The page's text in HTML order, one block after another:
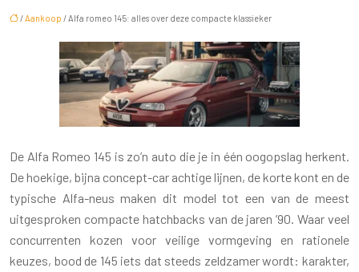
/Aankoop / Alfa romeo 145: alles over deze compacte klassieker
De Alfa Romeo 145 is zo’n auto die je in één oogopslag herkent.
De hoekige, bijna concept-car achtige lijnen, de korte kont en de
typische Alfa-neus maken dit model tot een van de meest
uitgesproken compacte hatchbacks van de jaren ’90. Waar veel
concurrenten kozen voor veilige vormgeving en rationele
keuzes, bood de 145 iets dat steeds zeldzamer wordt: karakter,